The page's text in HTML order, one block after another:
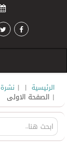
الرئيسية |
|
| الصفحة الاولى